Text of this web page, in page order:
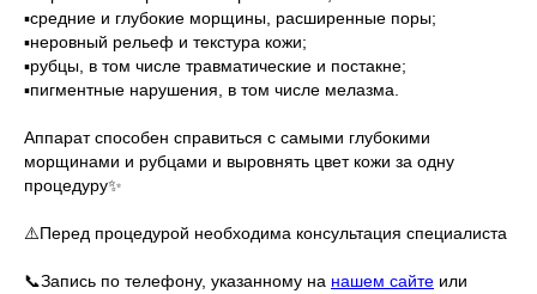
▪️средние и глубокие морщины, расширенные поры;
▪️неровный рельеф и текстура кожи;
▪️рубцы, в том числе травматические и постакне;
▪️пигментные нарушения, в том числе мелазма.
Аппарат способен справиться с самыми глубокими
морщинами и рубцами и выровнять цвет кожи за одну
процедуру✨
⚠️Перед процедурой необходима консультация специалиста
📞Запись по телефону, указанному на нашем сайте или